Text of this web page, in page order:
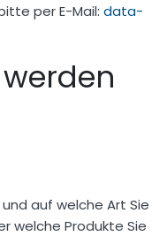
per E-Mail: data-
auf welche Art Sie
welche Produkte Sie